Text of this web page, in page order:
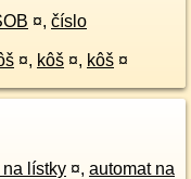
¤, číslo
¤, kôš ¤, kôš ¤
lístky ¤, automat na